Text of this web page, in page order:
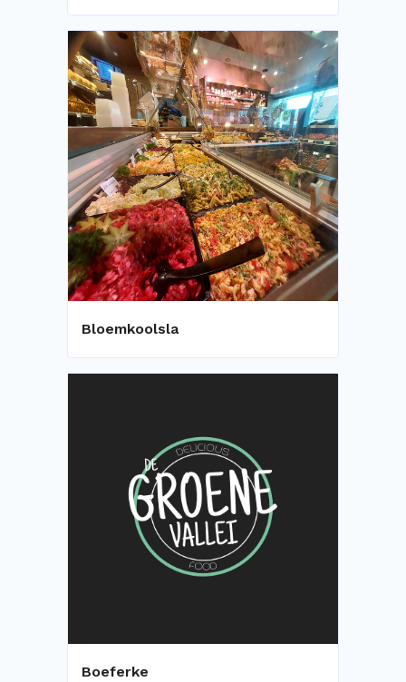
Bloemkoolsla
Boeferke